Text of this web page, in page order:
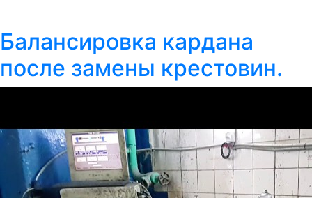
Балансировка кардана
после замены крестовин.